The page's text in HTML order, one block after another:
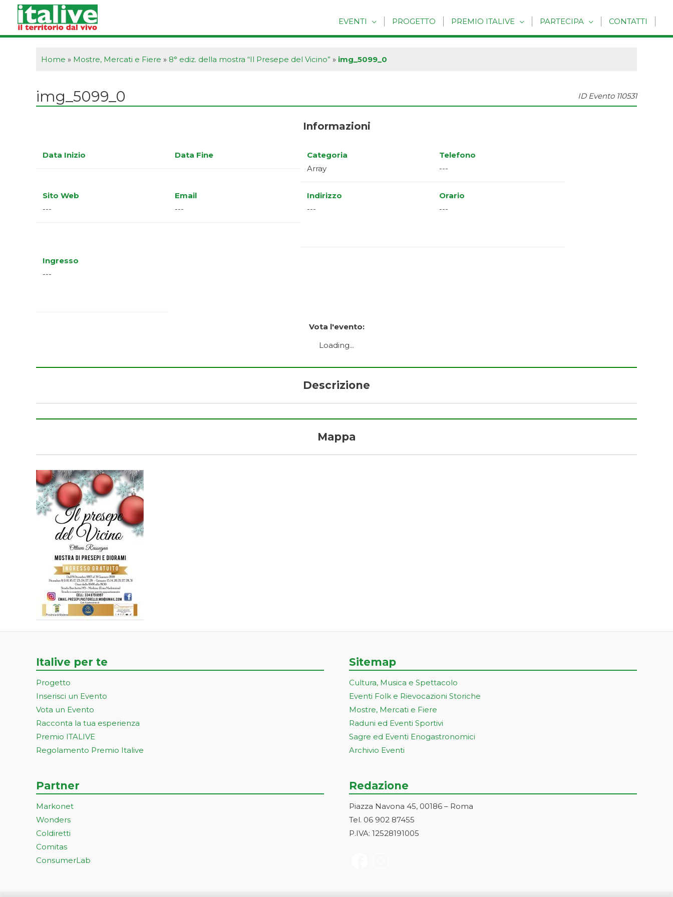
contenuto
EVENTI PROGETTO PREMIO ITALIVE PARTECIPA CONTATTI
Home » Mostre, Mercati e Fiere » 8° ediz. della mostra “Il Presepe del Vicino” » img_5099_0
img_5099_0 ID Evento 110531
Informazioni
Data Inizio Data Fine
Categoria
Array
Telefono
---
Sito Web
---
Email
---
Indirizzo
---
Orario
---
Ingresso
---
Vota l'evento:
Loading...
Descrizione
Mappa
Italive per te
Progetto
Inserisci un Evento
Vota un Evento
Racconta la tua esperienza
Premio ITALIVE
Regolamento Premio Italive
Partner
Markonet
Wonders
Coldiretti
Comitas
ConsumerLab
Sitemap
Cultura, Musica e Spettacolo
Eventi Folk e Rievocazioni Storiche
Mostre, Mercati e Fiere
Raduni ed Eventi Sportivi
Sagre ed Eventi Enogastronomici
Archivio Eventi
Redazione
Piazza Navona 45, 00186 – Roma
Tel. 06 902 87455
P.IVA: 12528191005